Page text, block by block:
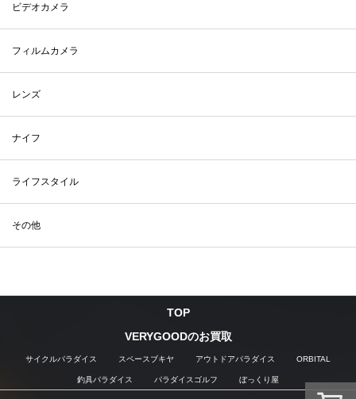
ビデオカメラ
フィルムカメラ
レンズ
ナイフ
ライフスタイル
その他
TOP
VERYGOODのお買取
サイクルパラダイス スペースブキヤ アウトドアパラダイス ORBITAL
釣具パラダイス パラダイスゴルフ ぼっくり屋